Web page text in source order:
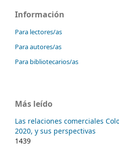
Información
Para lectores/as
Para autores/as
Para bibliotecarios/as
Más leído
Las relaciones comerciales
2020, y sus perspectivas
1439